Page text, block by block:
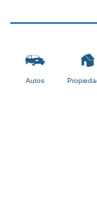
Autos